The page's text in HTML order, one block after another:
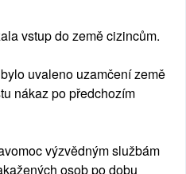
vstup do země cizincům.
uvaleno uzamčení země
nákaz po předchozím
výzvědným službám
osob po dobu